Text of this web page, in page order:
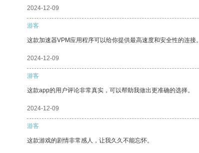
2024-12-09
游客
这款加速器VPM应用程序可以给你提供最高速度和安全性的连接。
2024-12-09
游客
这款app的用户评论非常真实，可以帮助我做出更准确的选择。
2024-12-09
游客
这款游戏的剧情非常感人，让我久久不能忘怀。